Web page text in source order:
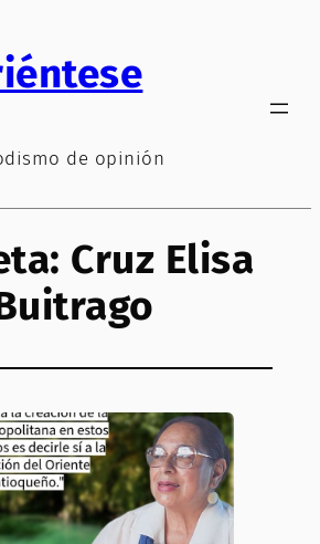
de opinión
Cruz Elisa